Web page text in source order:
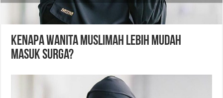
Kenapa Wanita Muslimah Lebih Mudah
Masuk Surga?